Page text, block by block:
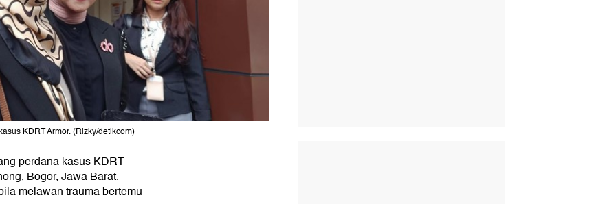
KDRT Armor. (Rizky/detikcom)
perdana kasus KDRT
Bogor, Jawa Barat.
melawan trauma bertemu